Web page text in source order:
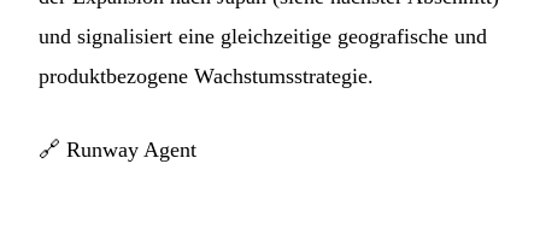
und signalisiert eine gleichzeitige geografische und
produktbezogene Wachstumsstrategie.
🔗 Runway Agent